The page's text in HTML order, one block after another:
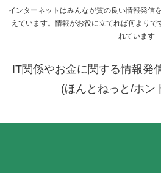
インターネットはみんなが質の良い情報発信
えています。情報がお役に立てれば何よりで
れています
IT関係やお金に関する情報発
(ほんとねっと/ホン